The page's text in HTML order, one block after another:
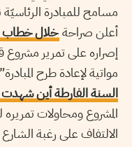
أعلن صراحة خلال خطاب
إصراره على تمرير مشروع
مواتية لإعادة طرح
السنة الفارطة أين شهدت
المشروع ومحاولات
الالتفاف على رغبة